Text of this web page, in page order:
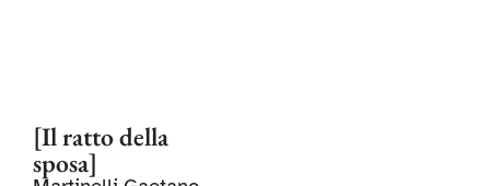
[Il ratto della
sposa]